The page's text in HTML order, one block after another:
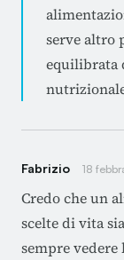
serve altro
equilibrata
Fabrizio 18
Credo che un
scelte di vita
sempre